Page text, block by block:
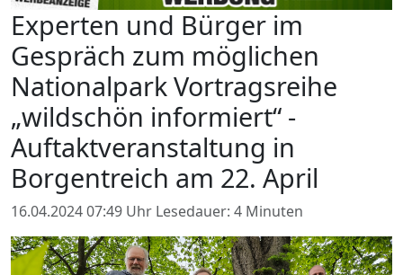
Experten und Bürger im
Gespräch zum möglichen
Nationalpark Vortragsreihe
„wildschön informiert“ -
Auftaktveranstaltung in
Borgentreich am 22. April
16.04.2024 07:49 Uhr Lesedauer: 4 Minuten